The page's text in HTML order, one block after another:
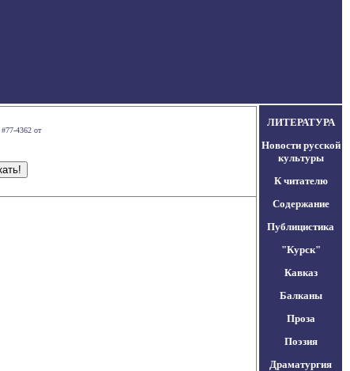
4362 от
ЛИТЕРАТУРА
Новости русской
культуры
К читателю
Содержание
Публицистика
"Курск"
Кавказ
Балканы
Проза
Поэзия
Драматургия